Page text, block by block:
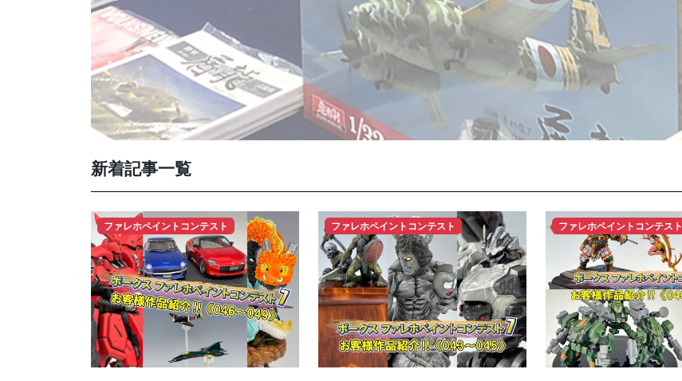
新着記事一覧
ファレホペイントコンテスト ファレホペイントコンテスト ファレホペイントコンテスト